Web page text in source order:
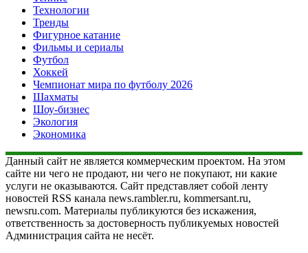
Технологии
Тренды
Фигурное катание
Фильмы и сериалы
Футбол
Хоккей
Чемпионат мира по футболу 2026
Шахматы
Шоу-бизнес
Экология
Экономика
Данный сайт не является коммерческим проектом. На этом
сайте ни чего не продают, ни чего не покупают, ни какие
услуги не оказываются. Сайт представляет собой ленту
новостей RSS канала news.rambler.ru, kommersant.ru,
newsru.com. Материалы публикуются без искажения,
ответственность за достоверность публикуемых новостей
Администрация сайта не несёт.